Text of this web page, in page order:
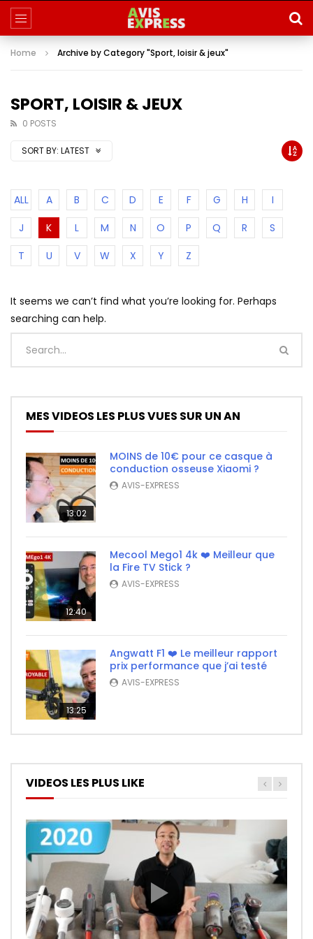
Home Archive by Category "Sport, loisir & jeux"
SPORT, LOISIR & JEUX
0 POSTS
SORT BY: LATEST
ALL A B C D E F G H
I
J
K L M N O P Q R
S
T
U V W X Y Z
It seems we can’t find what you’re looking for. Perhaps
searching can help.
MES VIDEOS LES PLUS VUES SUR UN AN
13:02
MOINS de 10€ pour ce casque à
conduction osseuse Xiaomi ?
AVIS-EXPRESS
12:40
Mecool Mego1 4k ❤️ Meilleur que
la Fire TV Stick ?
AVIS-EXPRESS
13:25
Angwatt F1 ❤️ Le meilleur rapport
prix performance que j’ai testé
AVIS-EXPRESS
VIDEOS LES PLUS LIKE